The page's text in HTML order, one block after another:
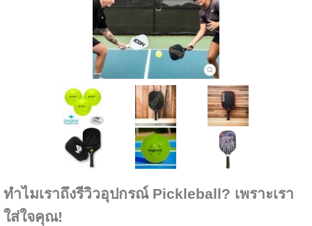
ทำไมเราถึงรีวิวอุปกรณ์ Pickleball? เพราะเรา
ใส่ใจคุณ!